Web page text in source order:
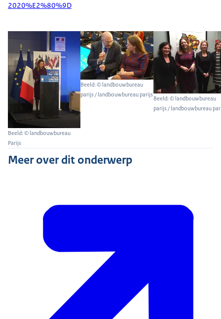
2020%E2%80%9D
Beeld: © landbouwbureau
Parijs
Beeld: © landbouwbureau
parijs / landbouwbureau parijs
Beeld: © landbouwbureau
parijs / landbouwbureau
Meer over dit onderwerp